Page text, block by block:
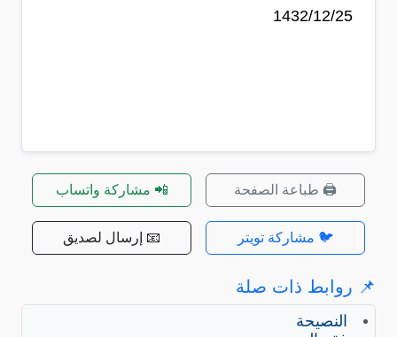
1432/12/25
🖨️ طباعة الصفحة 📲 مشاركة واتساب
🐦 مشاركة تويتر 📧 إرسال لصديق
📌 روابط ذات صلة
النصيحة